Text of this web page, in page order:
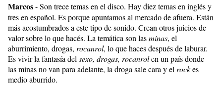
Marcos- Son trece temas en el disco. Hay diez temas en inglés y
tres en español. Es porque apuntamos al mercado de afuera. Están
más acostumbrados a este tipo de sonido. Crean otros juicios de
valor sobre lo que hacés. La temática son lasminas, el
aburrimiento, drogas, rocanrol, lo que haces después de laburar.
Es vivir la fantasía delsexo, drogas, rocanrolen un país donde
las minas no van para adelante, la droga sale cara y elrockes
medio aburrido.